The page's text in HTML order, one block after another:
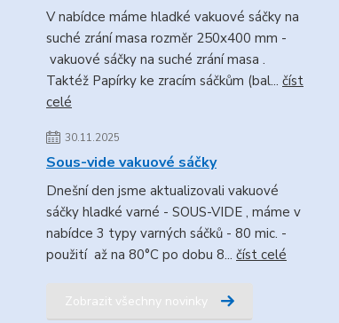
V nabídce máme hladké vakuové sáčky na
suché zrání masa rozměr 250x400 mm -
vakuové sáčky na suché zrání masa .
Taktéž Papírky ke zracím sáčkům (bal... číst
celé
30.11.2025
Sous-vide vakuové sáčky
Dnešní den jsme aktualizovali vakuové
sáčky hladké varné - SOUS-VIDE , máme v
nabídce 3 typy varných sáčků - 80 mic. -
použití až na 80°C po dobu 8... číst celé
Zobrazit všechny novinky